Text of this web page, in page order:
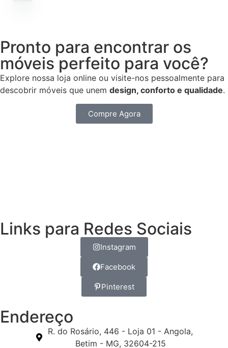
Pronto para encontrar os
móveis perfeito para você?
Explore nossa loja online ou visite-nos pessoalmente para
descobrir móveis que unem design, conforto e qualidade.
Compre Agora
Links para Redes Sociais
Instagram
Facebook
Pinterest
Endereço
R. do Rosário, 446 - Loja 01 - Angola,
Betim - MG, 32604-215